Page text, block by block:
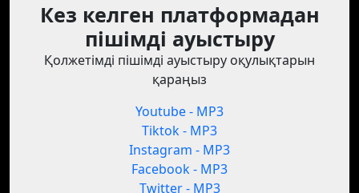
Кез келген платформадан
пішімді ауыстыру
Қолжетімді пішімді ауыстыру оқулықтарын
қараңыз
Youtube - MP3
Tiktok - MP3
Instagram - MP3
Facebook - MP3
Twitter - MP3